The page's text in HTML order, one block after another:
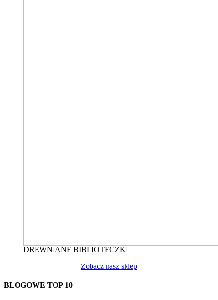
DREWNIANE BIBLIOTECZKI
Zobacz nasz sklep
BLOGOWE TOP 10